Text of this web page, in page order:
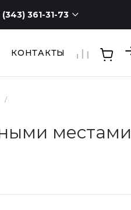
(343) 361-31-73
(343) 361-31-73
КОНТАКТЫ
/
местами